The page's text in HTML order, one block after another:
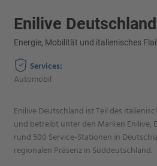
Enilive
Energie, Mobilität und italienisches
Services:
Automobil
Enilive Deutschland ist Teil des
und betreibt unter den Marken Enilive,
rund 500 Service-Stationen in
regionalen Präsenz in Süddeutschland.